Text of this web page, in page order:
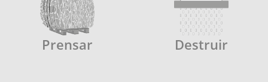
Prensar Destruir